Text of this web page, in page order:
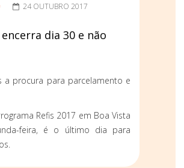
24 OUTUBRO 2017
dia 30 e não
procura para parcelamento e
Refis 2017 em Boa Vista
feira, é o último dia para